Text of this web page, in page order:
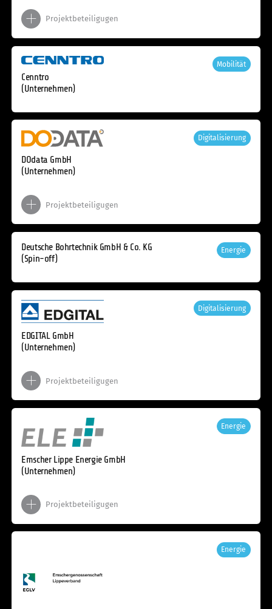
Projektbeteiligugen
Cenntro
(Unternehmen)
Mobilität
DOdata GmbH
(Unternehmen)
Digitalisierung
Projektbeteiligugen
Deutsche Bohrtechnik GmbH & Co. KG
(Spin-off)
Energie
EDGITAL GmbH
(Unternehmen)
Digitalisierung
Projektbeteiligugen
Emscher Lippe Energie GmbH
(Unternehmen)
Energie
Projektbeteiligugen
Energie